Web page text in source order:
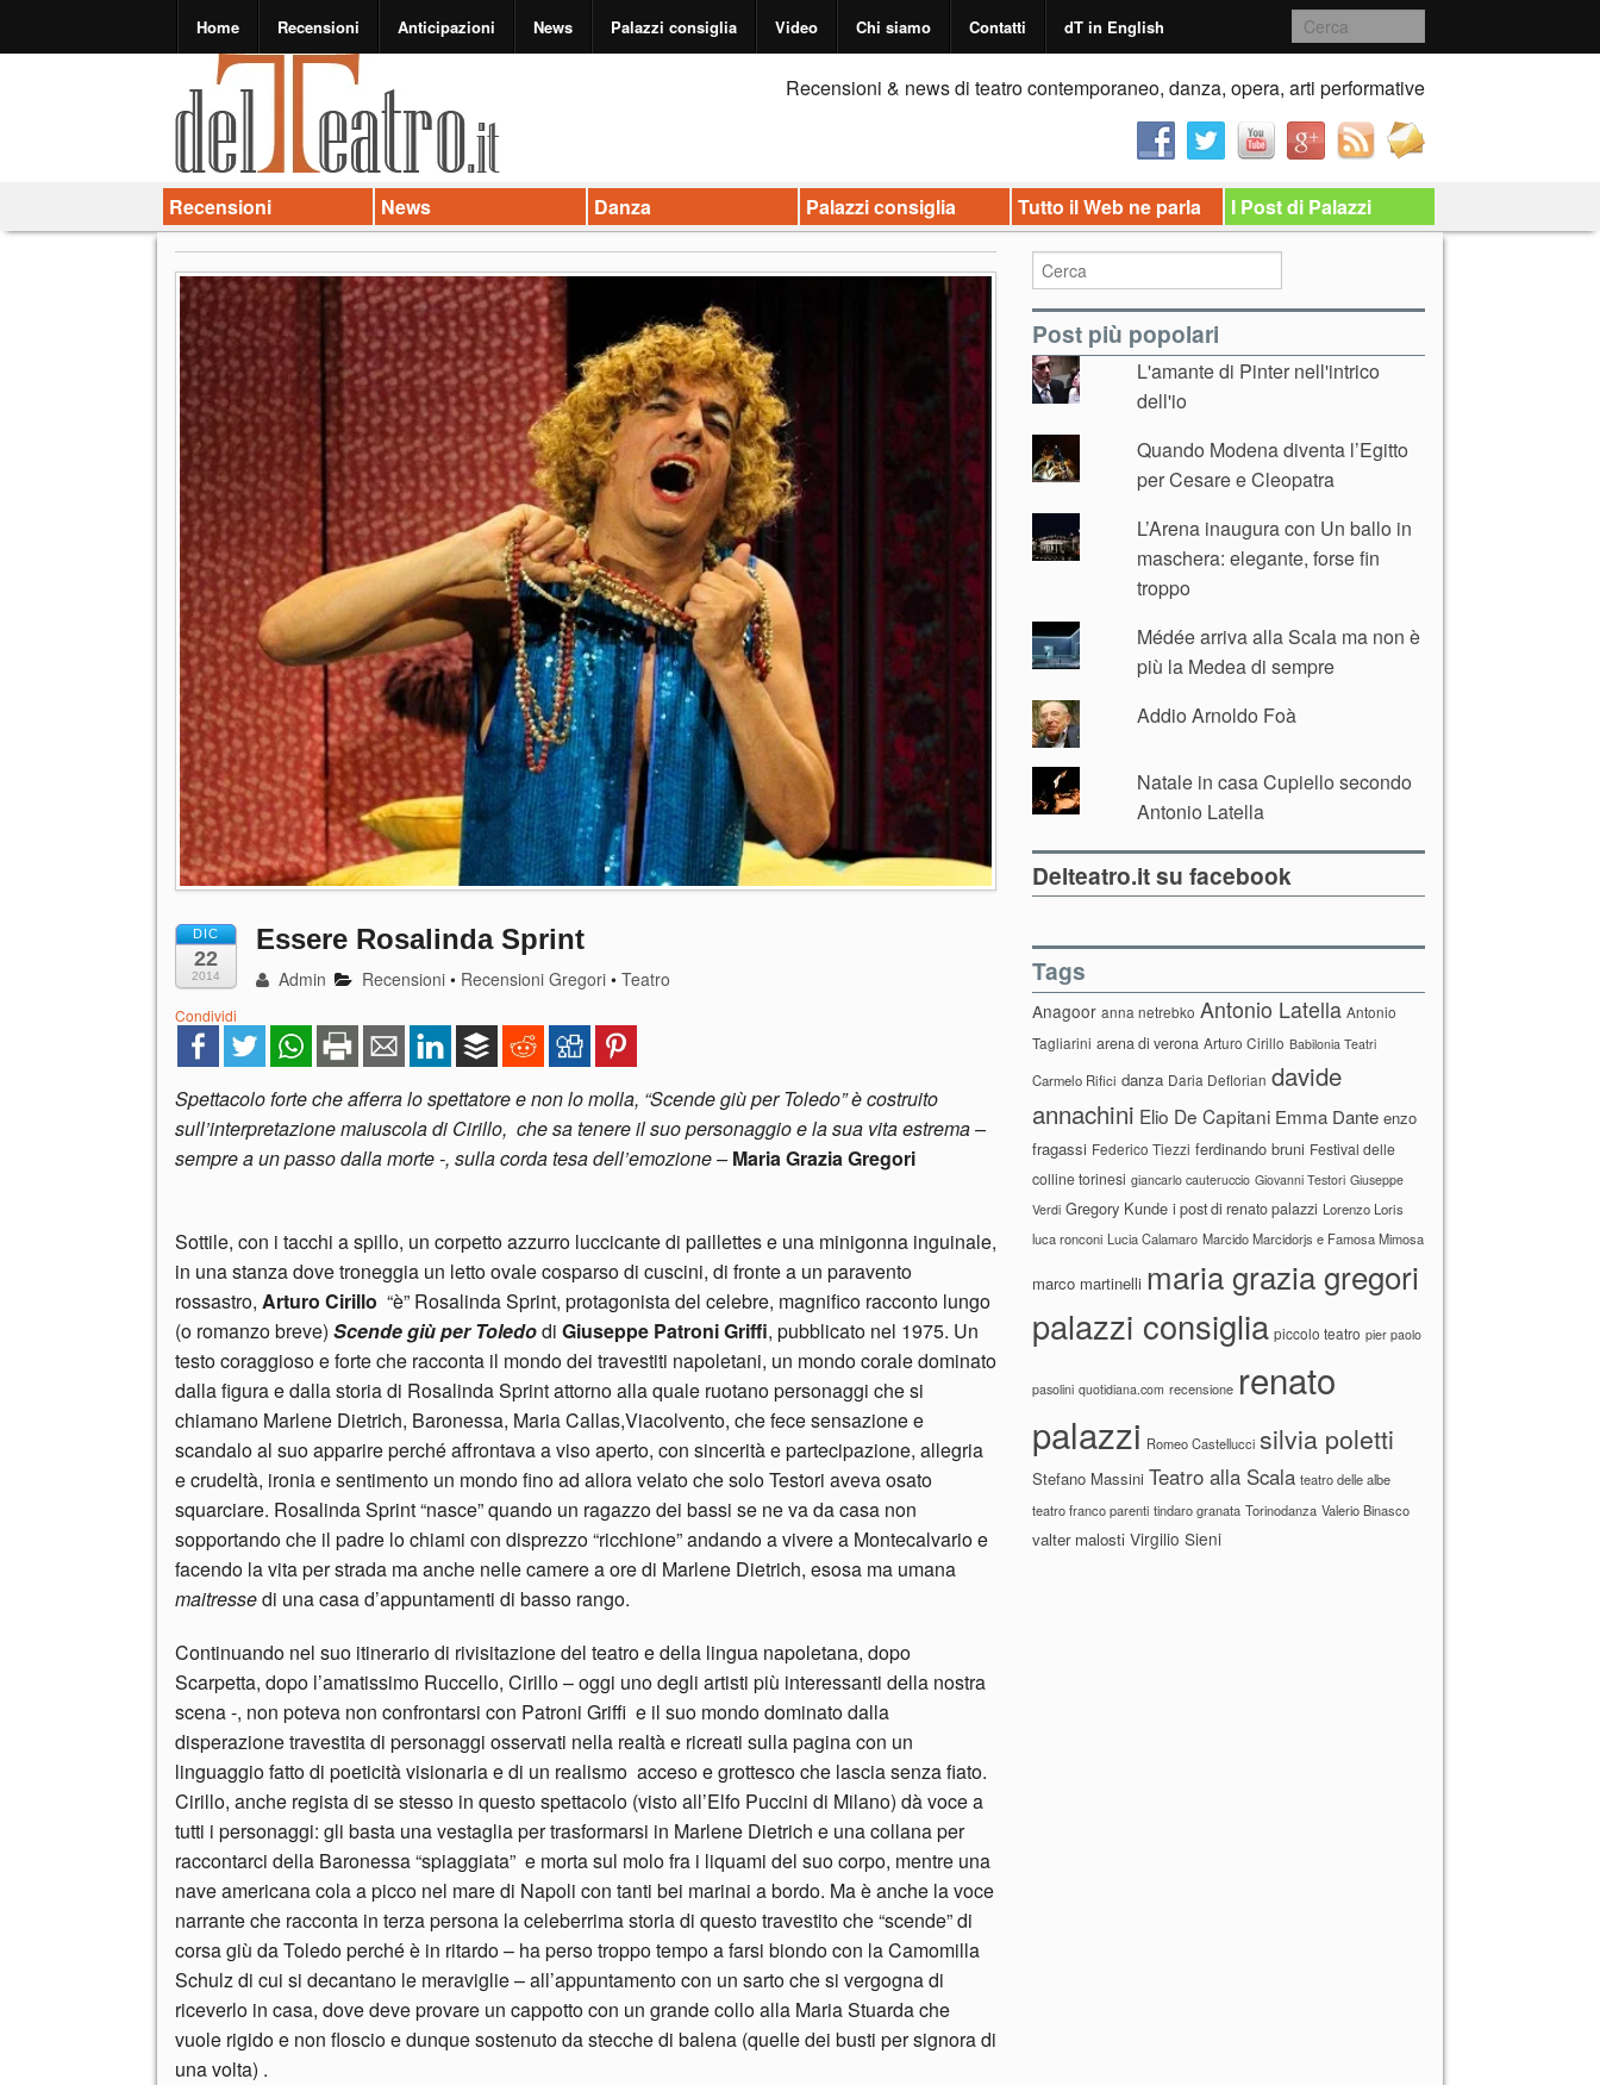
Home Recensioni Anticipazioni News Palazzi consiglia Video Chi siamo Contatti dT in English
Recensioni & news di teatro contemporaneo, danza, opera, arti performative
Recensioni News Danza Palazzi consiglia Tutto il Web ne parla I Post di Palazzi
DIC
22
2014
Essere Rosalinda Sprint
Admin Recensioni • Recensioni Gregori •Teatro
Condividi
Spettacolo forte che afferra lo spettatore e non lo molla, “Scende giù per Toledo” è costruito
sull’interpretazione maiuscola di Cirillo, che sa tenere il suo personaggio e la sua vita estrema –
sempre a un passo dalla morte -, sulla corda tesa dell’emozione –Maria Grazia Gregori
Sottile, con i tacchi a spillo, un corpetto azzurro luccicante di paillettes e una minigonna inguinale,
in una stanza dove troneggia un letto ovale cosparso di cuscini, di fronte a un paravento
rossastro, Arturo Cirillo “è” Rosalinda Sprint, protagonista del celebre, magnifico racconto lungo
(o romanzo breve) Scende giù per Toledodi Giuseppe Patroni Griffi, pubblicato nel 1975. Un
testo coraggioso e forte che racconta il mondo dei travestiti napoletani, un mondo corale dominato
dalla figura e dalla storia di Rosalinda Sprint attorno alla quale ruotano personaggi che si
chiamano Marlene Dietrich, Baronessa, Maria Callas,Viacolvento, che fece sensazione e
scandalo al suo apparire perché affrontava a viso aperto, con sincerità e partecipazione, allegria
e crudeltà, ironia e sentimento un mondo fino ad allora velato che solo Testori aveva osato
squarciare. Rosalinda Sprint “nasce” quando un ragazzo dei bassi se ne va da casa non
sopportando che il padre lo chiami con disprezzo “ricchione” andando a vivere a Montecalvario e
facendo la vita per strada ma anche nelle camere a ore di Marlene Dietrich, esosa ma umana
maitressedi una casa d’appuntamenti di basso rango.
Continuando nel suo itinerario di rivisitazione del teatro e della lingua napoletana, dopo
Scarpetta, dopo l’amatissimo Ruccello, Cirillo – oggi uno degli artisti più interessanti della nostra
scena -, non poteva non confrontarsi con Patroni Griffi e il suo mondo dominato dalla
disperazione travestita di personaggi osservati nella realtà e ricreati sulla pagina con un
linguaggio fatto di poeticità visionaria e di un realismo acceso e grottesco che lascia senza fiato.
Cirillo, anche regista di se stesso in questo spettacolo (visto all’Elfo Puccini di Milano) dà voce a
tutti i personaggi: gli basta una vestaglia per trasformarsi in Marlene Dietrich e una collana per
raccontarci della Baronessa “spiaggiata” e morta sul molo fra i liquami del suo corpo, mentre una
nave americana cola a picco nel mare di Napoli con tanti bei marinai a bordo. Ma è anche la voce
narrante che racconta in terza persona la celeberrima storia di questo travestito che “scende” di
corsa giù da Toledo perché è in ritardo – ha perso troppo tempo a farsi biondo con la Camomilla
Schulz di cui si decantano le meraviglie – all’appuntamento con un sarto che si vergogna di
riceverlo in casa, dove deve provare un cappotto con un grande collo alla Maria Stuarda che
vuole rigido e non floscio e dunque sostenuto da stecche di balena (quelle dei busti per signora di
una volta) .
Post più popolari
L'amante di Pinter nell'intrico
dell'io
Quando Modena diventa l’Egitto
per Cesare e Cleopatra
L’Arena inaugura con Un ballo in
maschera: elegante, forse fin
troppo
Médée arriva alla Scala ma non è
più la Medea di sempre
Addio Arnoldo Foà
Natale in casa Cupiello secondo
Antonio Latella
Delteatro.it su facebook
Tags
Anagoor anna netrebko Antonio Latella Antonio
Tagliarini arena di verona Arturo Cirillo Babilonia Teatri
Carmelo Rifici danza Daria Deflorian davide
annachini Elio De Capitani Emma Dante enzo
fragassi Federico Tiezzi ferdinando bruni Festival delle
colline torinesi giancarlo cauteruccio Giovanni Testori Giuseppe
Verdi Gregory Kunde i post di renato palazzi Lorenzo Loris
luca ronconi Lucia Calamaro Marcido Marcidorjs e Famosa Mimosa
marco martinelli maria grazia gregori
palazzi consiglia piccolo teatro pier paolo
pasolini quotidiana.com recensione renato
palazzi Romeo Castellucci silvia poletti
Stefano Massini Teatro alla Scala teatro delle albe
teatro franco parenti tindaro granata Torinodanza Valerio Binasco
valter malosti Virgilio Sieni